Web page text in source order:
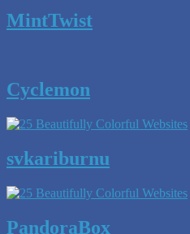
MintTwist
Cyclemon
svkariburnu
PandoraBox